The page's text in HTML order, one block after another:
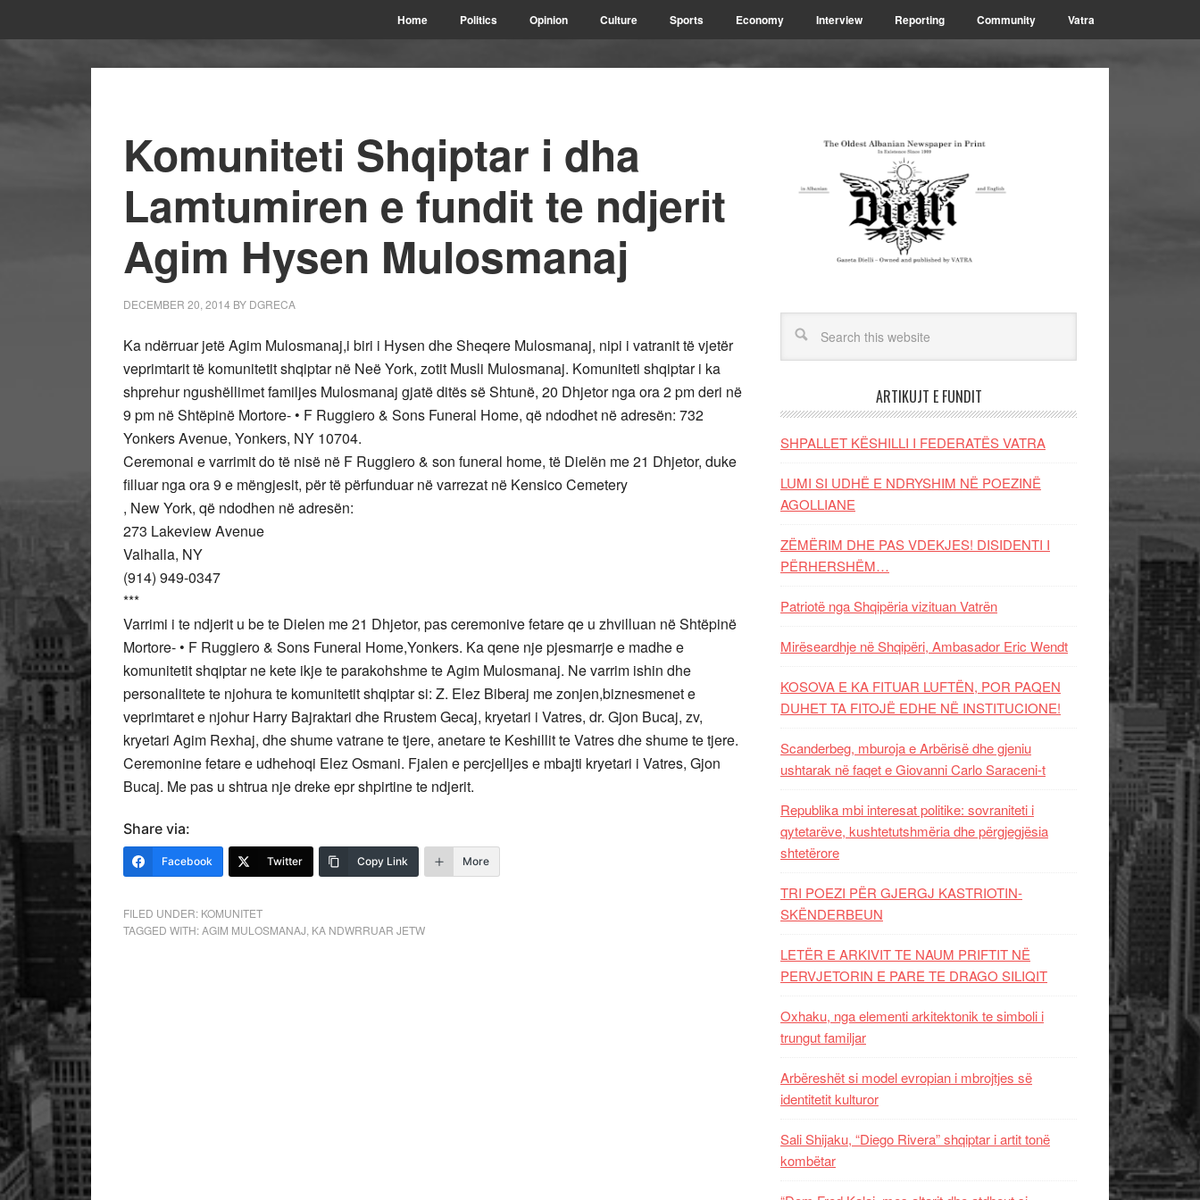
Home Politics Opinion Culture Sports Economy Interview Reporting Community Vatra
Komuniteti Shqiptar i dha
Lamtumiren e fundit te ndjerit
Agim Hysen Mulosmanaj
DECEMBER 20, 2014 BY DGRECA
Ka ndërruar jetë Agim Mulosmanaj,i biri i Hysen dhe Sheqere Mulosmanaj, nipi i vatranit të vjetër
veprimtarit të komunitetit shqiptar në Neë York, zotit Musli Mulosmanaj. Komuniteti shqiptar i ka
shprehur ngushëllimet familjes Mulosmanaj gjatë ditës së Shtunë, 20 Dhjetor nga ora 2 pm deri në
9 pm në Shtëpinë Mortore- • F Ruggiero & Sons Funeral Home, që ndodhet në adresën: 732
Yonkers Avenue, Yonkers, NY 10704.
Ceremonai e varrimit do të nisë në F Ruggiero & son funeral home, të Dielën me 21 Dhjetor, duke
filluar nga ora 9 e mëngjesit, për të përfunduar në varrezat në Kensico Cemetery
, New York, që ndodhen në adresën:
273 Lakeview Avenue
Valhalla, NY
(914) 949-0347
***
Varrimi i te ndjerit u be te Dielen me 21 Dhjetor, pas ceremonive fetare qe u zhvilluan në Shtëpinë
Mortore- • F Ruggiero & Sons Funeral Home,Yonkers. Ka qene nje pjesmarrje e madhe e
komunitetit shqiptar ne kete ikje te parakohshme te Agim Mulosmanaj. Ne varrim ishin dhe
personalitete te njohura te komunitetit shqiptar si: Z. Elez Biberaj me zonjen,biznesmenet e
veprimtaret e njohur Harry Bajraktari dhe Rrustem Gecaj, kryetari i Vatres, dr. Gjon Bucaj, zv,
kryetari Agim Rexhaj, dhe shume vatrane te tjere, anetare te Keshillit te Vatres dhe shume te tjere.
Ceremonine fetare e udhehoqi Elez Osmani. Fjalen e percjelljes e mbajti kryetari i Vatres, Gjon
Bucaj. Me pas u shtrua nje dreke epr shpirtine te ndjerit.
Share via:
Facebook Twitter Copy Link More
FILED UNDER: KOMUNITET
TAGGED WITH:AGIM MULOSMANAJ KA NDWRRUAR JETW
ARTIKUJT E FUNDIT
SHPALLET KËSHILLI I FEDERATËS VATRA
LUMI SI UDHË E NDRYSHIM NË POEZINË
AGOLLIANE
ZËMËRIM DHE PAS VDEKJES! DISIDENTI I
PËRHERSHËM…
Patriotë nga Shqipëria vizituan Vatrën
Mirëseardhje në Shqipëri, Ambasador Eric Wendt
KOSOVA E KA FITUAR LUFTËN, POR PAQEN
DUHET TA FITOJË EDHE NË INSTITUCIONE!
Scanderbeg, mburoja e Arbërisë dhe gjeniu
ushtarak në faqet e Giovanni Carlo Saraceni-t
Republika mbi interesat politike: sovraniteti i
qytetarëve, kushtetutshmëria dhe përgjegjësia
shtetërore
TRI POEZI PËR GJERGJ KASTRIOTIN-
SKËNDERBEUN
LETËR E ARKIVIT TE NAUM PRIFTIT NË
PERVJETORIN E PARE TE DRAGO SILIQIT
Oxhaku, nga elementi arkitektonik te simboli i
trungut familjar
Arbëreshët si model evropian i mbrojtjes së
identitetit kulturor
Sali Shijaku, “Diego Rivera” shqiptar i artit tonë
kombëtar